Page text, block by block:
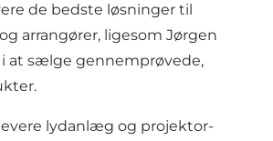
de bedste løsninger til
arrangører, ligesom Jørgen
at sælge gennemprøvede,
lydanlæg og projektor-